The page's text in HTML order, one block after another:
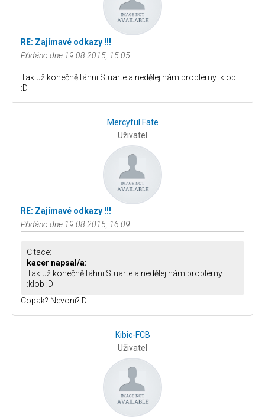
RE: Zajímavé odkazy !!!
Přidáno dne 19.08.2015, 15:05
Tak už konečně táhni Stuarte a nedělej nám problémy :klob
:D
Mercyful Fate
Uživatel
RE: Zajímavé odkazy !!!
Přidáno dne 19.08.2015, 16:09
Citace:
kacer napsal/a:
Tak už konečně táhni Stuarte a nedělej nám problémy
:klob :D
Copak? Nevoní?:D
Kibic-FCB
Uživatel